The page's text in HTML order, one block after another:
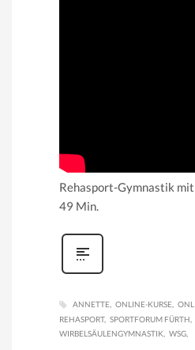
Rehasport-Gymnastik
49 Min.
ANNETTE ONLINE-KURSE
REHASPORT SPORTFORUM FÜRTH
WIRBELSÄULENGYMNASTIK
WSG